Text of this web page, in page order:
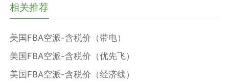
相关推荐
美国FBA空派-含税价（带电）
美国FBA空派-含税价（优先飞）
美国FBA空派-含税价（经济线）